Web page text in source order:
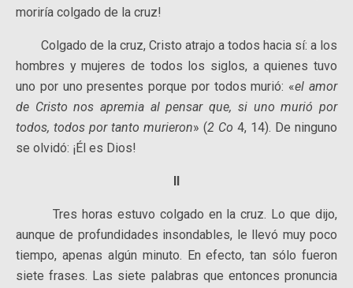
moriría colgado de la cruz!
Colgado de la cruz, Cristo atrajo a todos hacia sí: a los
hombres y mujeres de todos los siglos, a quienes tuvo
uno por uno presentes porque por todos murió: «el amor
de Cristo nos apremia al pensar que, si uno murió por
todos, todos por tanto murieron» (2 Co 4, 14). De ninguno
se olvidó: ¡Él es Dios!
II
Tres horas estuvo colgado en la cruz. Lo que dijo,
aunque de profundidades insondables, le llevó muy poco
tiempo, apenas algún minuto. En efecto, tan sólo fueron
siete frases. Las siete palabras que entonces pronuncia